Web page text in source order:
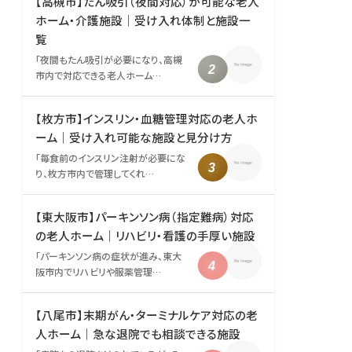
ホーム・介護施設｜受け入れ体制と施設一
覧
「夜間もたん吸引が必要になり、高槻
市内で対応できる老人ホーム…
【枚方市】インスリン・血糖管理対応の老人ホ
ーム｜受け入れ可能な施設と見分け方
「毎食前のインスリン注射が必要にな
り、枚方市内で管理してくれ…
【東大阪市】パーキンソン病（指定難病）対応
の老人ホーム｜リハビリ・看護の手厚い施設
「パーキンソン病の症状が進み、東大
阪市内でリハビリや服薬管理…
【八尾市】末期がん・ターミナルケア対応の老
人ホーム｜急な退院でも相談できる施設